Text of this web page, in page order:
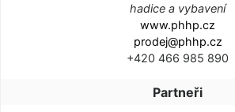
hadice a vybavení
www.phhp.cz
prodej@phhp.cz
+420 466 985 890
Partneři